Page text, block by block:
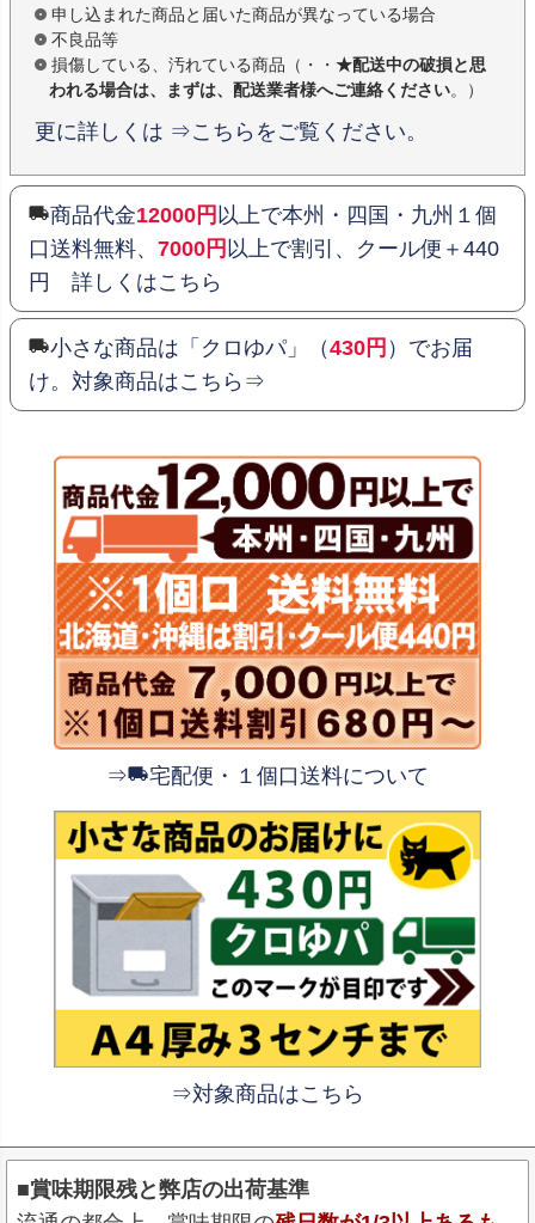
申し込まれた商品と届いた商品が異なっている場合
不良品等
損傷している、汚れている商品（・・ ★配送中の破損と思
われる場合は、まずは、配送業者様へご連絡ください。）
更に詳しくは ⇒こちらをご覧ください。
商品代金12000円 以上で本州・四国・九州１個
口送料無料、 7000円 以上で割引、クール便＋440
円 詳しくはこちら
小さな商品は「クロゆパ」（430円 ）でお届
け。対象商品はこちら⇒
⇒ 宅配便・１個口送料について
⇒対象商品はこちら
■賞味期限残と弊店の出荷基準